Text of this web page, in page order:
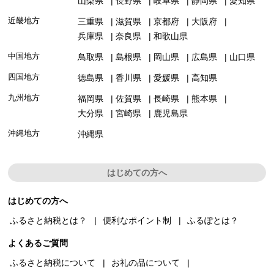
近畿地方 三重県 滋賀県 京都府
大阪府
兵庫県
奈良県 和歌山県
中国地方 鳥取県 島根県 岡山県 広島県 山口県
四国地方 徳島県 香川県 愛媛県 高知県
九州地方 福岡県 佐賀県 長崎県
熊本県
大分県
宮崎県 鹿児島県
沖縄地方 沖縄県
はじめての方へ
はじめての方へ
ふるさと納税とは？
便利なポイント制 ふるぽとは？
よくあるご質問
ふるさと納税について
お礼の品について